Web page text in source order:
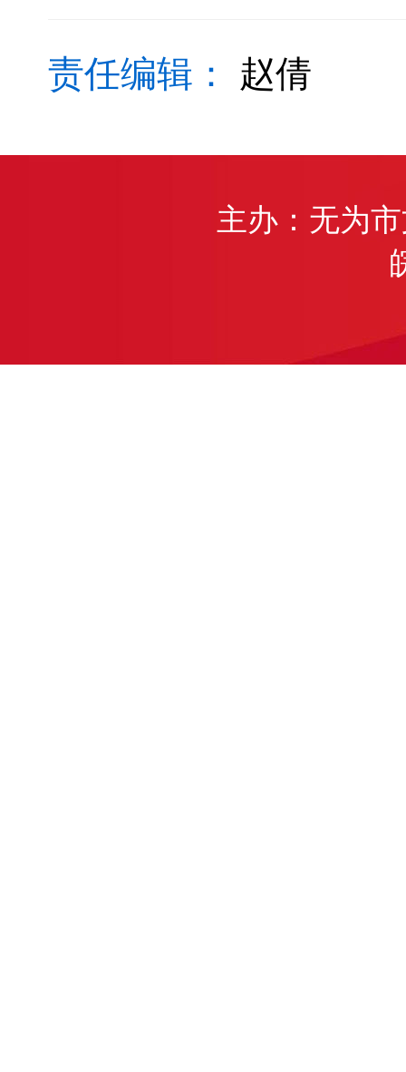
责任编辑： 赵倩
主办：无为